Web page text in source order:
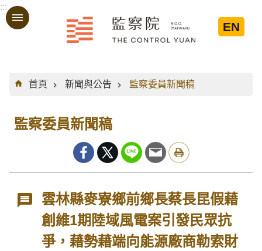
跳到主要內容區塊
:::
EN
:::
首頁
新聞與公告 監察委員新聞稿
監察委員新聞稿
雲林縣麥寮鄉前鄉長蔡長昆假藉
創維1期陸域風電案引發民眾抗
爭，藉勢藉端向能源廠商勒索財